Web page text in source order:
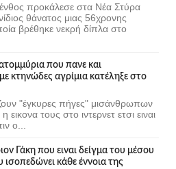
προκάλεσε στα Νέα Στύρα
θάνατος μιας 56χρονης
βρέθηκε νεκρή δίπλα στο
που πανε και
κτηνώδες αγρίμια κατέληξε στο
"έγκυρες πήγες" μισάνθρωπων
εικονα τους στο ιντερνετ ετσι ειναι
ο...
Γάκη που ειναι δείγμα του μέσου
κάθε έννοια της